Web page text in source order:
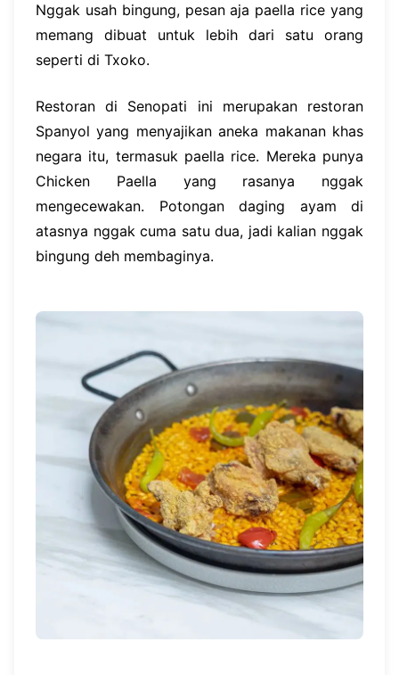
Nggak usah bingung, pesan aja paella rice yang
memang dibuat untuk lebih dari satu orang
seperti di Txoko.
Restoran di Senopati ini merupakan restoran
Spanyol yang menyajikan aneka makanan khas
negara itu, termasuk paella rice. Mereka punya
Chicken Paella yang rasanya nggak
mengecewakan. Potongan daging ayam di
atasnya nggak cuma satu dua, jadi kalian nggak
bingung deh membaginya.